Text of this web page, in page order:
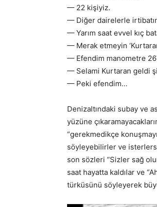
— 22 kişiyiz.
— Diğer dairelerle
— Yarım saat evvel kıç
— Merak etmeyin
— Efendim manometre
— Selami Kurtaran geldi
— Peki efendim…
Denizaltındaki subay ve
yüzüne
“gerekmedikçe
söyleyebilirler ve
son sözleri “Sizler sağ
saat hayatta kaldılar ve
türküsünü söyleyerek